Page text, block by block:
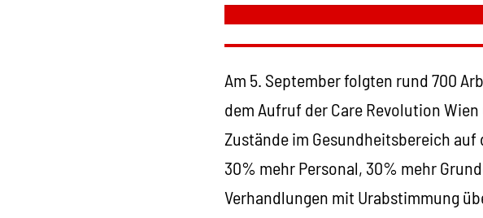
Am 5. September folgten rund 700
dem Aufruf der Care Revolution
Zustände im Gesundheitsbereich auf
30% mehr Personal, 30% mehr
Verhandlungen mit Urabstimmung